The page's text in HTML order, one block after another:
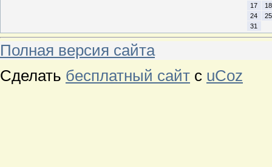
17
18
24
25
31
Полная версия сайта
Сделать бесплатный сайт с uCoz